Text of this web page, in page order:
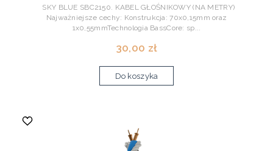
SKY BLUE SBC2150. KABEL GŁOŚNIKOWY (NA METRY)
Najważniejsze cechy: Konstrukcja: 70x0,15mm oraz
1x0,55mmTechnologia BassCore: sp...
30,00 zł
Do koszyka